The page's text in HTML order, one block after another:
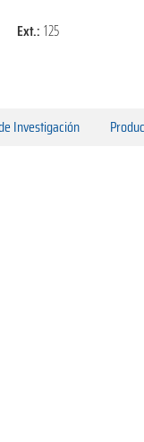
Ext.: 125
Investigación